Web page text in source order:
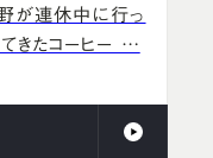
野が連休中に行っ
きたコーヒー …